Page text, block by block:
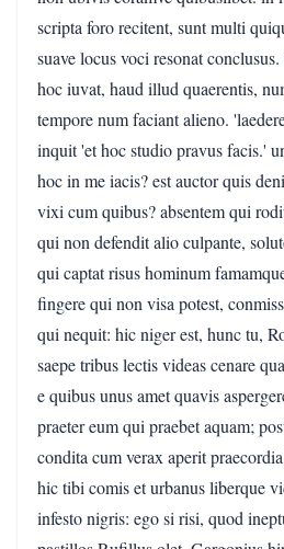
scripta foro recitent, sunt multi
suave locus voci resonat
hoc iuvat, haud illud quaerentis,
tempore num faciant alieno.
inquit 'et hoc studio pravus facis.'
hoc in me iacis? est auctor quis
vixi cum quibus? absentem qui
qui non defendit alio culpante,
qui captat risus hominum
fingere qui non visa potest,
qui nequit: hic niger est, hunc tu,
saepe tribus lectis videas cenare
e quibus unus amet quavis
praeter eum qui praebet aquam;
condita cum verax aperit
hic tibi comis et urbanus liberque
infesto nigris: ego si risi, quod